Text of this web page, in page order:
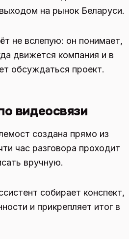
на рынок Беларуси.
не вслепую: он понимает,
движется компания и в
обсуждаться проект.
видеосвязи
создана прямо из
час разговора проходит
вручную.
собирает конспект,
и прикрепляет итог в